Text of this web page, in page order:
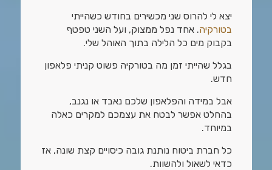
יצא לי להרוס שני מכשירים בחודש כשהייתי
בטורקיה. אחד נפל ממצוק, ועל השני טפטף
בקבוק מים כל הלילה בתוך האוהל שלי.
בגלל שהייתי זמן מה בטורקיה פשוט קניתי פלאפון
חדש.
אבל במידה והפלאפון שלכם נאבד או נגנב,
בהחלט אפשר לבטח את עצמכם למקרים כאלה
במיוחד.
כל חברת ביטוח נותנת גובה כיסויים קצת שונה, אז
כדאי לשאול ולהשוות.